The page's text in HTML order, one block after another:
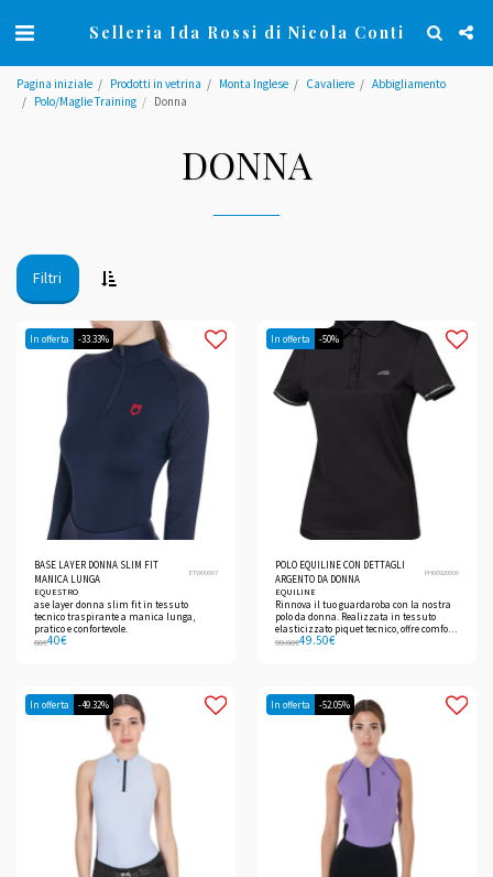
Selleria Ida Rossi di Nicola Conti
Pagina iniziale Prodotti in vetrina Monta Inglese Cavaliere
Abbigliamento
Polo/Maglie Training
Donna
DONNA
Filtri
In offerta -33.33%
BASE LAYER DONNA SLIM FIT
MANICA LUNGA
ETW00007
EQUESTRO
ase layer donna slim fit in tessuto
tecnico traspirante a manica lunga,
pratico e confortevole.
60€40€
In offerta -50%
POLO EQUILINE CON DETTAGLI
ARGENTO DA DONNA
PH00920006
EQUILINE
Rinnova il tuo guardaroba con la nostra
polo da donna. Realizzata in tessuto
elasticizzato piquet tecnico, offre comfort
e traspirabilità.
99.00€49.50€
In offerta -49.32% In offerta -52.05%